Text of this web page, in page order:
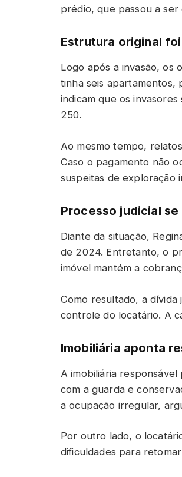
prédio, que passou a
Estrutura original
Logo após a invasão, os
tinha seis apartamentos,
indicam que os
250.
Ao mesmo tempo,
Caso o pagamento não
suspeitas de exploração
Processo judicial
Diante da situação,
de 2024. Entretanto, o
imóvel mantém a
Como resultado, a
controle do locatário. A
Imobiliária aponta
A imobiliária
com a guarda e
a ocupação irregular,
Por outro lado, o
dificuldades para